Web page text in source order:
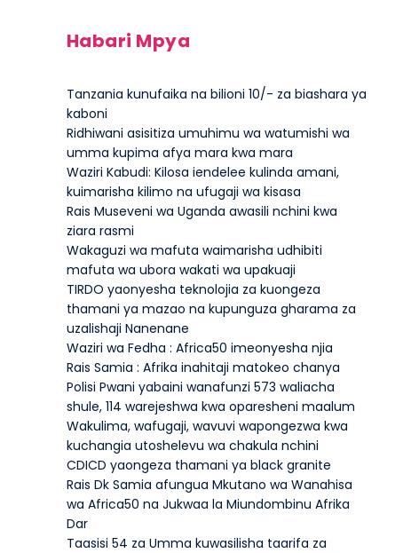
Habari Mpya
Tanzania kunufaika na bilioni 10/- za biashara ya
kaboni
Ridhiwani asisitiza umuhimu wa watumishi wa
umma kupima afya mara kwa mara
Waziri Kabudi: Kilosa iendelee kulinda amani,
kuimarisha kilimo na ufugaji wa kisasa
Rais Museveni wa Uganda awasili nchini kwa
ziara rasmi
Wakaguzi wa mafuta waimarisha udhibiti
mafuta wa ubora wakati wa upakuaji
TIRDO yaonyesha teknolojia za kuongeza
thamani ya mazao na kupunguza gharama za
uzalishaji Nanenane
Waziri wa Fedha : Africa50 imeonyesha njia
Rais Samia : Afrika inahitaji matokeo chanya
Polisi Pwani yabaini wanafunzi 573 waliacha
shule, 114 warejeshwa kwa oparesheni maalum
Wakulima, wafugaji, wavuvi wapongezwa kwa
kuchangia utoshelevu wa chakula nchini
CDICD yaongeza thamani ya black granite
Rais Dk Samia afungua Mkutano wa Wanahisa
wa Africa50 na Jukwaa la Miundombinu Afrika
Dar
Taasisi 54 za Umma kuwasilisha taarifa za